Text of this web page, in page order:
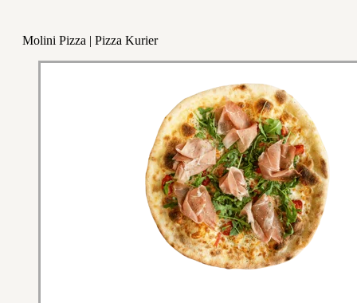
Molini Pizza | Pizza Kurier